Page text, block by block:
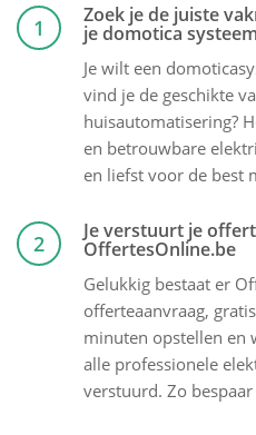
1 Zoek je de juiste
je domotica
Je wilt een
vind je de geschikte
huisautomatisering?
en betrouwbare
en liefst voor de best
2 Je verstuurt je
OffertesOnline.be
Gelukkig bestaat er
offerteaanvraag,
minuten opstellen en
alle professionele
verstuurd. Zo